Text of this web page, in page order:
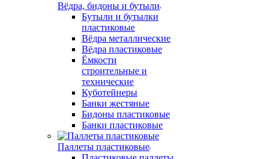
Вёдра, бидоны и бутыли
Бутыли и бутылки
пластиковые
Вёдра металлические
Вёдра пластиковые
Ёмкости
строительные и
технические
Куботейнеры
Банки жестяные
Бидоны пластиковые
Банки пластиковые
Паллеты пластиковые